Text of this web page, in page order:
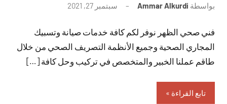
بواسطة Ammar Alkurdi سبتمبر 27, 2021
تعليقات
فني صحي الظهر نوفر لكم كافة خدمات صيانة وتسبيك
المجاري الصحية وجميع الأنظمة التصريف الصحي من خلال
طاقم عملنا الخبير والمتخصص في تركيب وحل كافة […]
تابع القراءة